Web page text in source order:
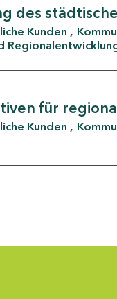
des
Kunden
für
Kunden